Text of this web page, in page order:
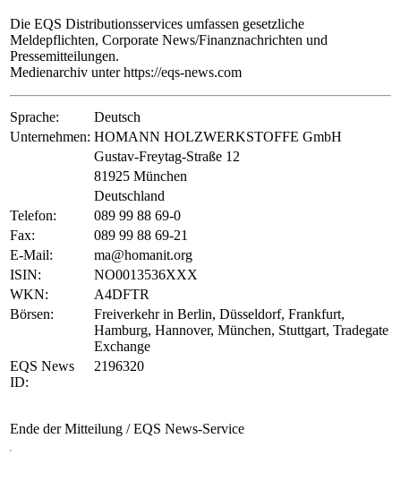
Die EQS Distributionsservices umfassen gesetzliche
Meldepflichten, Corporate News/Finanznachrichten und
Pressemitteilungen.
Medienarchiv unter https://eqs-news.com
Sprache:
Deutsch
Unternehmen: HOMANN HOLZWERKSTOFFE GmbH
Gustav-Freytag-Straße 12
81925 München
Deutschland
Telefon:
089 99 88 69-0
Fax:
089 99 88 69-21
E-Mail:
ma@homanit.org
ISIN:
NO0013536XXX
WKN:
A4DFTR
Börsen:
Freiverkehr in Berlin, Düsseldorf, Frankfurt,
Hamburg, Hannover, München, Stuttgart, Tradegate
Exchange
EQS News
ID:
2196320
Ende der Mitteilung / EQS News-Service